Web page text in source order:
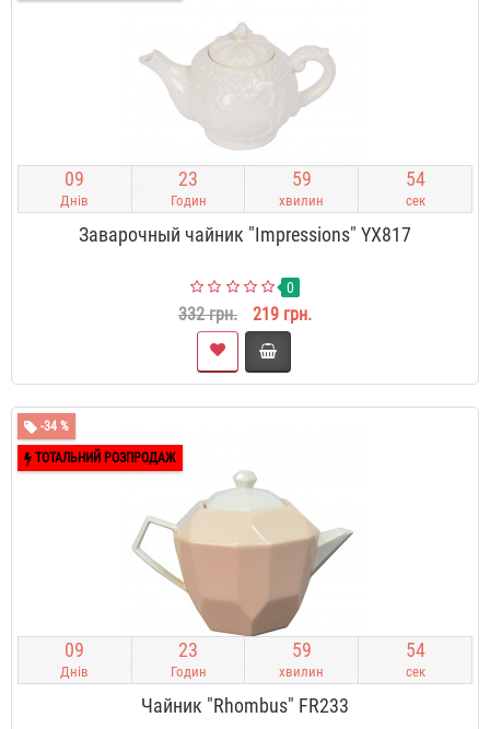
09
Днів
23
Годин
59
хвилин
53
сек
Заварочный чайник "Impressions" YX817
0
332 грн. 219 грн.
-34 %
ТОТАЛЬНИЙ РОЗПРОДАЖ
09
Днів
23
Годин
59
хвилин
53
сек
Чайник "Rhombus" FR233